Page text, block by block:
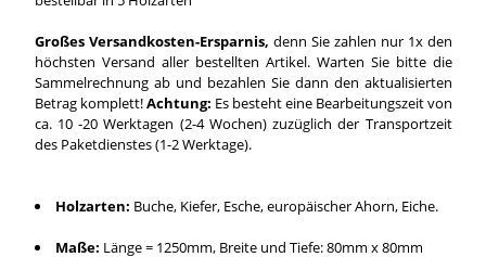
Großes Versandkosten-Ersparnis, denn Sie zahlen nur 1x den
höchsten Versand aller bestellten Artikel. Warten Sie bitte die
Sammelrechnung ab und bezahlen Sie dann den aktualisierten
Betrag komplett!Achtung: Es besteht eine Bearbeitungszeit von
ca. 10 -20 Werktagen (2-4 Wochen) zuzüglich der Transportzeit
des Paketdienstes (1-2 Werktage).
Holzarten: Buche, Kiefer, Esche, europäischer Ahorn, Eiche.
Maße: Länge = 1250mm, Breite und Tiefe: 80mm x 80mm